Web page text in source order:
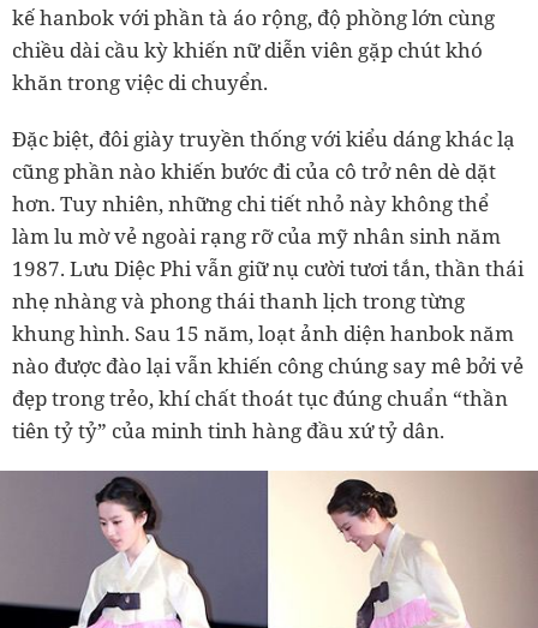
kế hanbok với phần tà áo rộng, độ phồng lớn cùng
chiều dài cầu kỳ khiến nữ diễn viên gặp chút khó
khăn trong việc di chuyển.
Đặc biệt, đôi giày truyền thống với kiểu dáng khác lạ
cũng phần nào khiến bước đi của cô trở nên dè dặt
hơn. Tuy nhiên, những chi tiết nhỏ này không thể
làm lu mờ vẻ ngoài rạng rỡ của mỹ nhân sinh năm
1987. Lưu Diệc Phi vẫn giữ nụ cười tươi tắn, thần thái
nhẹ nhàng và phong thái thanh lịch trong từng
khung hình. Sau 15 năm, loạt ảnh diện hanbok năm
nào được đào lại vẫn khiến công chúng say mê bởi vẻ
đẹp trong trẻo, khí chất thoát tục đúng chuẩn “thần
tiên tỷ tỷ” của minh tinh hàng đầu xứ tỷ dân.